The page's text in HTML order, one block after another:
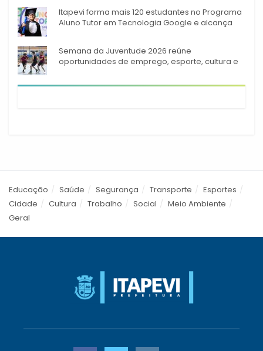
Itapevi forma mais 120 estudantes no Programa
Aluno Tutor em Tecnologia Google e alcança
Semana da Juventude 2026 reúne
oportunidades de emprego, esporte, cultura e
Educação Saúde Segurança Transporte
Esportes
Cidade
Cultura Trabalho Social
Meio Ambiente
Geral